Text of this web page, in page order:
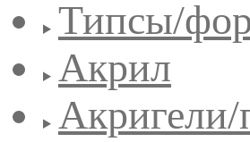
Типсы/
Акрил
Акригели/